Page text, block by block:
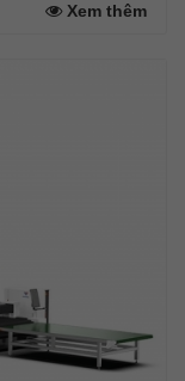
Xem thêm